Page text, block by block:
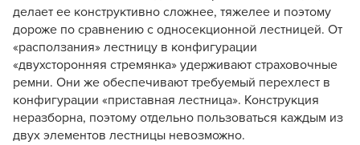
делает ее конструктивно сложнее, тяжелее и поэтому
дороже по сравнению с односекционной лестницей. От
«расползания» лестницу в конфигурации
«двухсторонняя стремянка» удерживают страховочные
ремни. Они же обеспечивают требуемый перехлест в
конфигурации «приставная лестница». Конструкция
неразборна, поэтому отдельно пользоваться каждым из
двух элементов лестницы невозможно.